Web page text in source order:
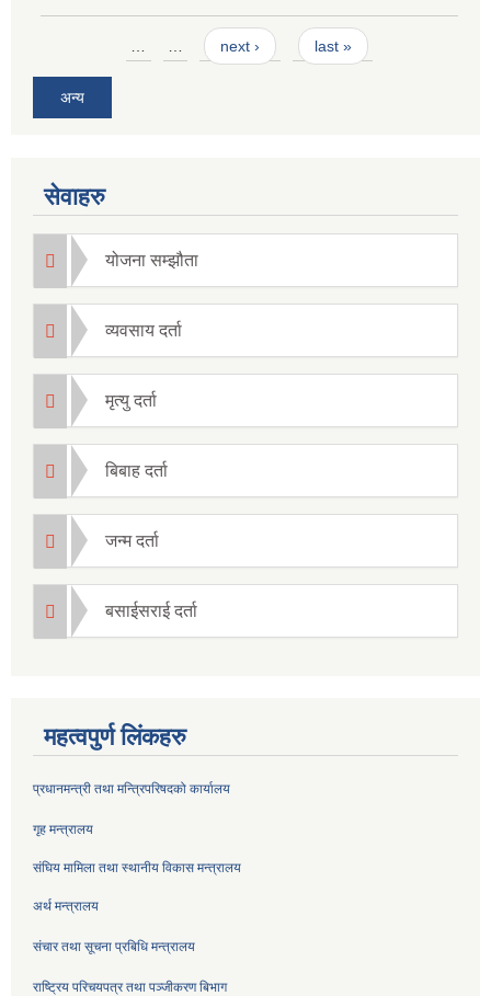
… … next › last »
अन्य
सेवाहरु
योजना सम्झौता
व्यवसाय दर्ता
मृत्यु दर्ता
बिबाह दर्ता
जन्म दर्ता
बसाईसराई दर्ता
महत्वपुर्ण लिंकहरु
प्रधानमन्त्री तथा मन्त्रिपरिषदको कार्यालय
गृह मन्त्रालय
संघिय मामिला तथा स्थानीय विकास मन्त्रालय
अर्थ मन्त्रालय
संचार तथा सूचना प्रबिधि मन्त्रालय
राष्ट्रिय परिचयपत्र तथा पञ्जीकरण बिभाग